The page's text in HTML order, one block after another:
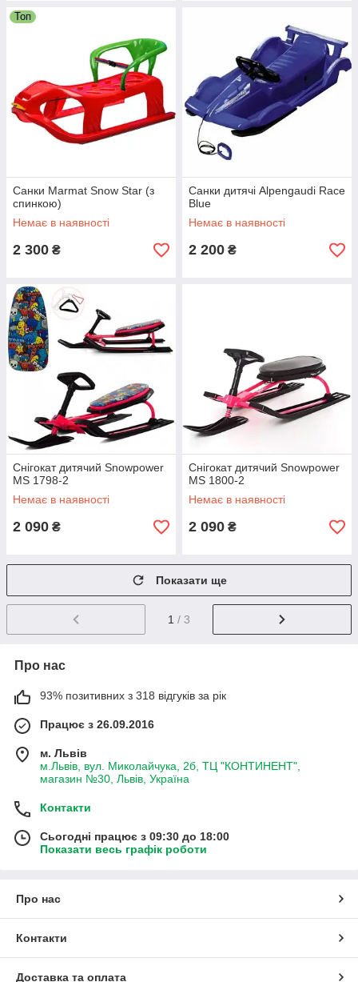
Топ
Санки Marmat Snow Star (з
спинкою)
Немає в наявності
2 300 ₴
Санки дитячі Alpengaudi Race
Blue
Немає в наявності
2 200 ₴
Снігокат дитячий Snowpower
MS 1798-2
Немає в наявності
2 090 ₴
Снігокат дитячий Snowpower
MS 1800-2
Немає в наявності
2 090 ₴
Показати ще
1 / 3
Про нас
93% позитивних з 318 відгуків за рік
Працює з 26.09.2016
м. Львів
м.Львів, вул. Миколайчука, 2б, ТЦ "КОНТИНЕНТ",
магазин №30, Львів, Україна
Контакти
Сьогодні працює з 09:30 до 18:00
Показати весь графік роботи
Про нас
Контакти
Доставка та оплата